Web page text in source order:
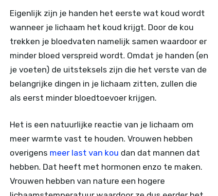
Eigenlijk zijn je handen het eerste wat koud wordt
wanneer je lichaam het koud krijgt. Door de kou
trekken je bloedvaten namelijk samen waardoor er
minder bloed verspreid wordt. Omdat je handen (en
je voeten) de uitsteksels zijn die het verste van de
belangrijke dingen in je lichaam zitten, zullen die
als eerst minder bloedtoevoer krijgen.
Het is een natuurlijke reactie van je lichaam om
meer warmte vast te houden. Vrouwen hebben
overigens meer last van kou dan dat mannen dat
hebben. Dat heeft met hormonen enzo te maken.
Vrouwen hebben van nature een hogere